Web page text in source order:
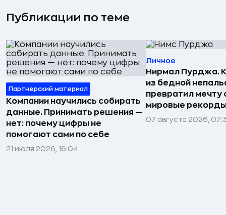
Публикации по теме
Партнёрский материал
Компании научились собирать
данные. Принимать решения —
нет: почему цифры не
помогают сами по себе
21 июля 2026, 16:04
Личное
Нирмал Пурджа.
из бедной
превратил мечту
мировые рекорды
07 августа 2026,